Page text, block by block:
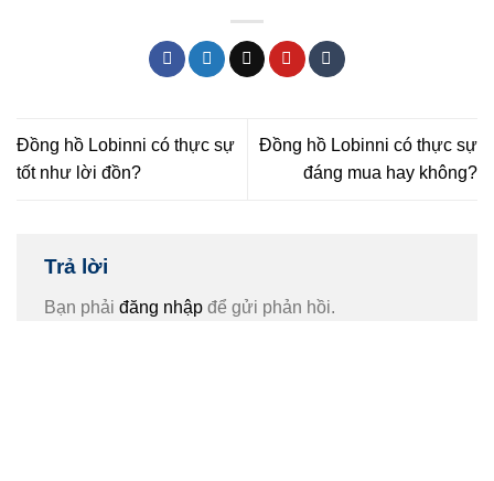
Đồng hồ Lobinni có thực sự
tốt như lời đồn?
Đồng hồ Lobinni có thực sự
đáng mua hay không?
Trả lời
Bạn phải đăng nhập để gửi phản hồi.